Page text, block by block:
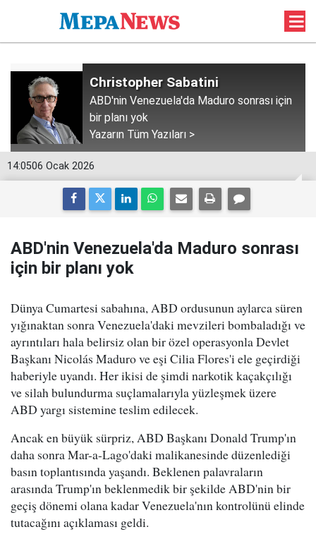
Christopher Sabatini
ABD'nin Venezuela'da Maduro sonrası için
bir planı yok
Yazarın Tüm Yazıları >
14:0506 Ocak 2026
ABD'nin Venezuela'da Maduro sonrası
için bir planı yok
Dünya Cumartesi sabahına, ABD ordusunun aylarca süren
yığınaktan sonra Venezuela'daki mevzileri bombaladığı ve
ayrıntıları hala belirsiz olan bir özel operasyonla Devlet
Başkanı Nicolás Maduro ve eşi Cilia Flores'i ele geçirdiği
haberiyle uyandı. Her ikisi de şimdi narkotik kaçakçılığı
ve silah bulundurma suçlamalarıyla yüzleşmek üzere
ABD yargı sistemine teslim edilecek.
Ancak en büyük sürpriz, ABD Başkanı Donald Trump'ın
daha sonra Mar-a-Lago'daki malikanesinde düzenlediği
basın toplantısında yaşandı. Beklenen palavraların
arasında Trump'ın beklenmedik bir şekilde ABD'nin bir
geçiş dönemi olana kadar Venezuela'nın kontrolünü elinde
tutacağını açıklaması geldi.